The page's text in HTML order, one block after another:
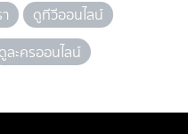
ดูทีวีออนไลน์
ดูละครออนไลน์